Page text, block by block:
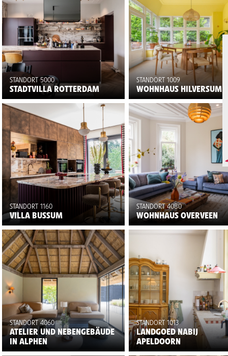
STANDORT 5000
STADTVILLA ROTTERDAM
STANDORT 1009
WOHNHAUS HILVERSUM
STANDORT 1160
VILLA BUSSUM
STANDORT 4080
WOHNHAUS OVERVEEN
STANDORT 4060
ATELIER UND NEBENGEBÄUDE
IN ALPHEN
STANDORT 1013
LANDGOED NABIJ
APELDOORN